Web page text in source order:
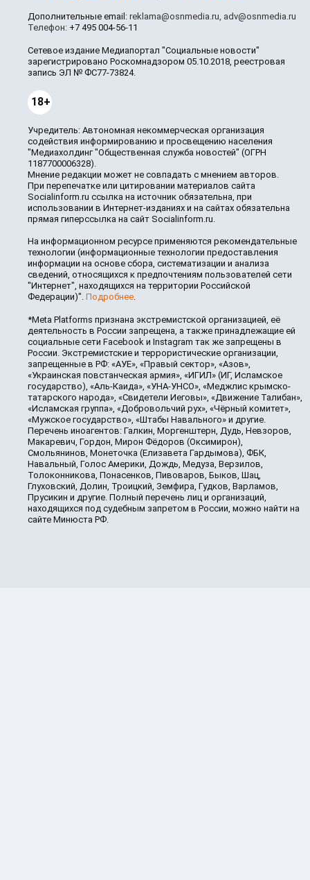
Дополнительные email: reklama@osnmedia.ru adv@osnmedia.ru
Телефон: +7 495 004-56-11
Сетевое издание Медиапортал "Социальные новости"
зарегистрировано Роскомнадзором 05.10.2018, реестровая
запись ЭЛ № ФС77-73824.
18+
Учредитель: Автономная некоммерческая организация
содействия информированию и просвещению населения
"Медиахолдинг "Общественная служба новостей" (ОГРН
1187700006328).
Мнение редакции может не совпадать с мнением авторов.
При перепечатке или цитировании материалов сайта
Socialinform.ru ссылка на источник обязательна, при
использовании в Интернет-изданиях и на сайтах обязательна
прямая гиперссылка на сайт Socialinform.ru.
На информационном ресурсе применяются рекомендательные
технологии (информационные технологии предоставления
информации на основе сбора, систематизации и анализа
сведений, относящихся к предпочтениям пользователей сети
"Интернет", находящихся на территории Российской
Федерации)". Подробнее
*Meta Platforms признана экстремистской организацией, её
деятельность в России запрещена, а также принадлежащие ей
социальные сети Facebook и Instagram так же запрещены в
России. Экстремистские и террористические организации,
запрещенные в РФ: «АУЕ», «Правый сектор», «Азов»,
«Украинская повстанческая армия», «ИГИЛ» (ИГ, Исламское
государство), «Аль-Каида», «УНА-УНСО», «Меджлис крымско-
татарского народа», «Свидетели Иеговы», «Движение Талибан»,
«Исламская группа», «Добровольчий рух», «Чёрный комитет»,
«Мужское государство», «Штабы Навального» и другие.
Перечень иноагентов: Галкин, Моргенштерн, Дудь, Невзоров,
Макаревич, Гордон, Мирон Фёдоров (Оксимирон),
Смольянинов, Монеточка (Елизавета Гардымова), ФБК,
Навальный, Голос Америки, Дождь, Медуза, Верзилов,
Толоконникова, Понасенков, Пивоваров, Быков, Шац,
Глуховский, Долин, Троицкий, Земфира, Гудков, Варламов,
Прусикин и другие. Полный перечень лиц и организаций,
находящихся под судебным запретом в России, можно найти на
сайте Минюста РФ.